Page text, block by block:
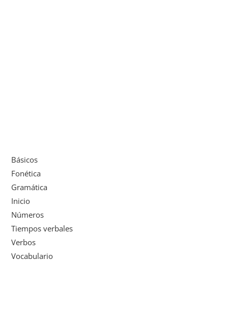
Básicos
Fonética
Gramática
Inicio
Números
Tiempos verbales
Verbos
Vocabulario